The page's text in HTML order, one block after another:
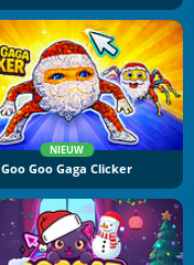
NIEUW
Goo Goo Gaga Clicker